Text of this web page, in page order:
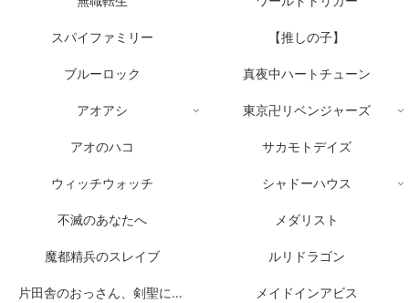
スパイファミリー 【推しの子】
ブルーロック 真夜中ハートチューン
アオアシ 東京卍リベンジャーズ
アオのハコ サカモトデイズ
ウィッチウォッチ シャドーハウス
不滅のあなたへ メダリスト
魔都精兵のスレイブ ルリドラゴン
片田舎のおっさん、剣聖になる メイドインアビス